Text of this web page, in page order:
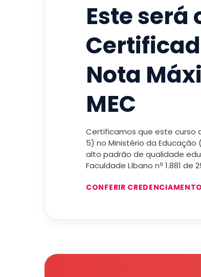
Este será
Nota
MEC
Certificamos que este curso
5) no Ministério da Educação
alto padrão de qualidade
Faculdade Líbano nª 1.881 de
CONFERIR CREDENCIAMENTO